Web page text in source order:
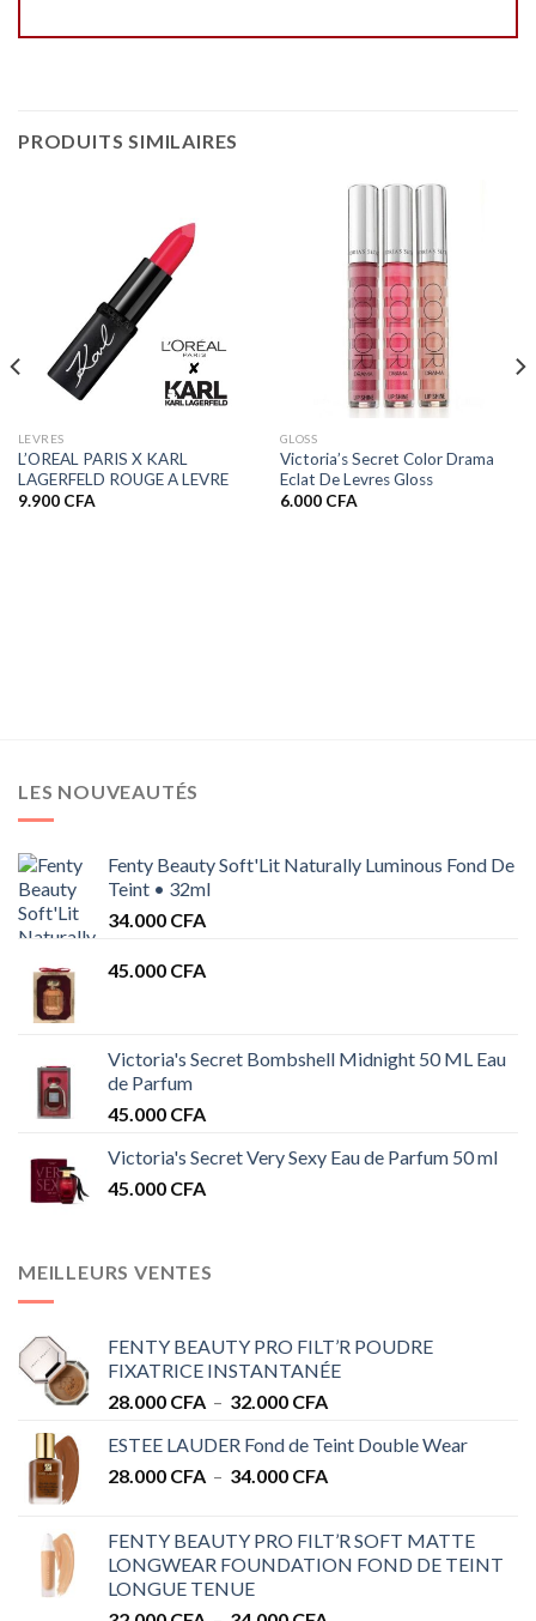
PRODUITS SIMILAIRES
LEVRES
L’OREAL PARIS X KARL
LAGERFELD ROUGE A LEVRE
9.900 CFA
GLOSS
Victoria’s Secret Color Drama
Eclat De Levres Gloss
6.000 CFA
LES NOUVEAUTÉS
Fenty Beauty Soft'Lit Naturally Luminous Fond De
Teint • 32ml
34.000 CFA
45.000 CFA
Victoria's Secret Bombshell Midnight 50 ML Eau
de Parfum
45.000 CFA
Victoria's Secret Very Sexy Eau de Parfum 50 ml
45.000 CFA
MEILLEURS VENTES
FENTY BEAUTY PRO FILT’R POUDRE
FIXATRICE INSTANTANÉE
28.000 CFA – 32.000 CFA
prix :
28.000 CFA
ESTEE LAUDER Fond de Teint Double Wear
28.000 CFA – 34.000 CFA
28.000 CFA
à
FENTY BEAUTY PRO FILT’R SOFT MATTE
LONGWEAR FOUNDATION FOND DE TEINT
LONGUE TENUE